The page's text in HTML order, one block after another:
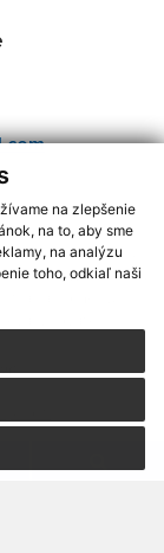
na zlepšenie
na to, aby sme
na analýzu
toho, odkiaľ naši
s využitím RSS
stránok,web portál
domény